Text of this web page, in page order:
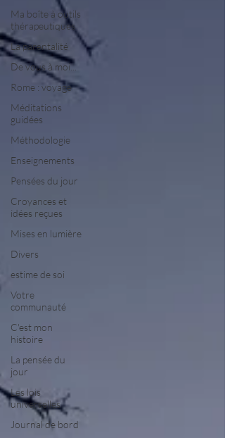
Ma boîte à outils
thérapeutiques
La parentalité
De vous à moi...
Rome : voyage
Méditations
guidées
Méthodologie
Enseignements
Pensées du jour
Croyances et
idées reçues
Mises en lumière
Divers
estime de soi
Votre
communauté
C'est mon
histoire
La pensée du
jour
Les lois
universelles
Journal de bord